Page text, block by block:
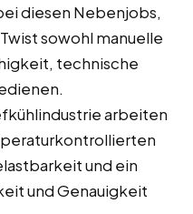
diesen Nebenjobs,
sowohl manuelle
technische
arbeiten
und ein
und Genauigkeit